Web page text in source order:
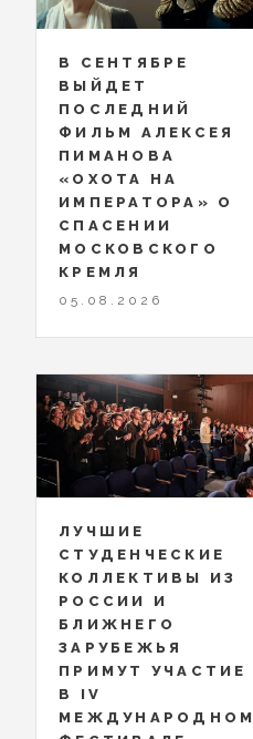
В СЕНТЯБРЕ
ВЫЙДЕТ
ПОСЛЕДНИЙ
ФИЛЬМ АЛЕКСЕЯ
ПИМАНОВА
«ОХОТА НА
ИМПЕРАТОРА» О
СПАСЕНИИ
МОСКОВСКОГО
КРЕМЛЯ
05.08.2026
ЛУЧШИЕ
СТУДЕНЧЕСКИЕ
КОЛЛЕКТИВЫ ИЗ
РОССИИ И
БЛИЖНЕГО
ЗАРУБЕЖЬЯ
ПРИМУТ УЧАСТИЕ
В IV
МЕЖДУНАРОДНОМ